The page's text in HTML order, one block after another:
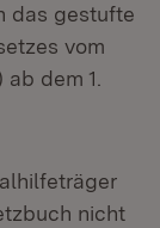
das gestufte
vom
dem 1.
nicht